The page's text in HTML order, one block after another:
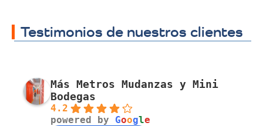
Testimonios de nuestros clientes
Más Metros Mudanzas y Mini
Bodegas
4.2
powered by Google